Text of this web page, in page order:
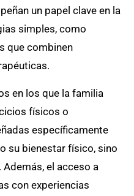
un papel clave en la
simples, como
que combinen
en los que la familia
físicos o
específicamente
su bienestar físico, sino
el acceso a
con experiencias